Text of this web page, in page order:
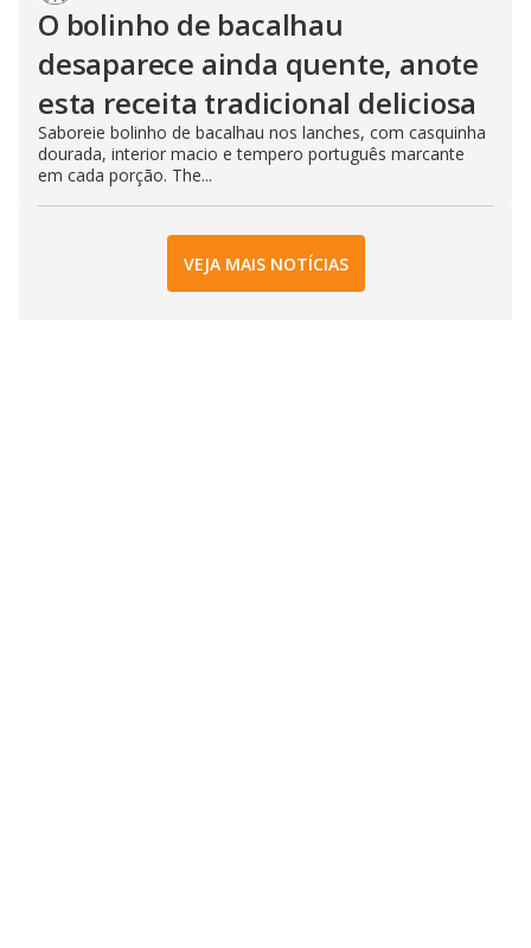
O bolinho de bacalhau
desaparece ainda quente, anote
esta receita tradicional deliciosa
Saboreie bolinho de bacalhau nos lanches, com casquinha
dourada, interior macio e tempero português marcante
em cada porção. The...
VEJA MAIS NOTÍCIAS